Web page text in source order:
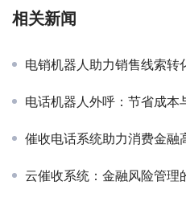
相关新闻
电销机器人助力销售线索转
电话机器人外呼：节省成本
催收电话系统助力消费金融
云催收系统：金融风险管理